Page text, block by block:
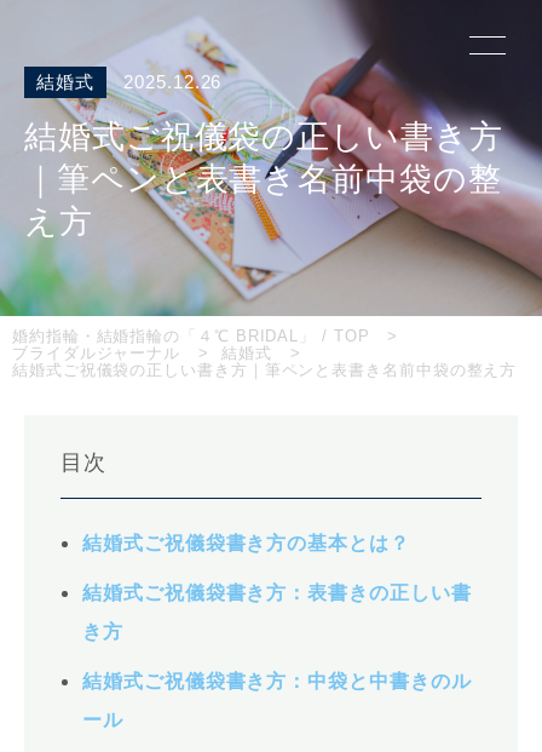
結婚式 2025.12.26
結婚式ご祝儀袋の正しい書き方
｜筆ペンと表書き名前中袋の整
え方
婚約指輪・結婚指輪の「４℃ BRIDAL」 / TOP
ブライダルジャーナル
結婚式
結婚式ご祝儀袋の正しい書き方｜筆ペンと表書き名前中袋の整え方
目次
結婚式ご祝儀袋書き方の基本とは？
結婚式ご祝儀袋書き方：表書きの正しい書
き方
結婚式ご祝儀袋書き方：中袋と中書きのル
ール